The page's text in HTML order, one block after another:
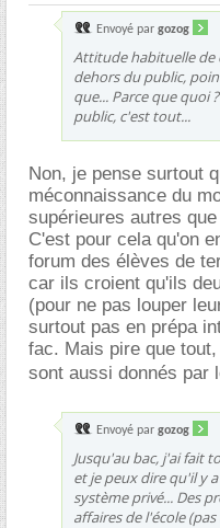
Envoyé par gozog
Attitude habituelle de
dehors du public,
que... Parce que quoi
public, c'est tout...
Non, je pense surtout
méconnaissance du
supérieures autres
C'est pour cela qu'on
forum des élèves de
car ils croient qu'ils
(pour ne pas louper
surtout pas en prépa
fac. Mais pire que
sont aussi donnés par
Envoyé par gozog
Jusqu'au bac, j'ai fait
et je peux dire qu'il y
système privé... Des
affaires de l'école